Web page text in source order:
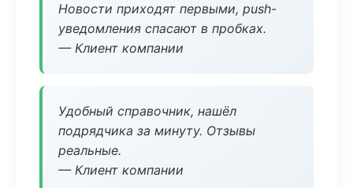
Новости приходят первыми, push-
уведомления спасают в пробках.
— Клиент компании
Удобный справочник, нашёл
подрядчика за минуту. Отзывы
реальные.
— Клиент компании